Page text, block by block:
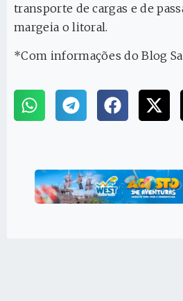
transporte de cargas e de
margeia o litoral.
*Com informações do Blog